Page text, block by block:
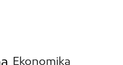
Ekonomika